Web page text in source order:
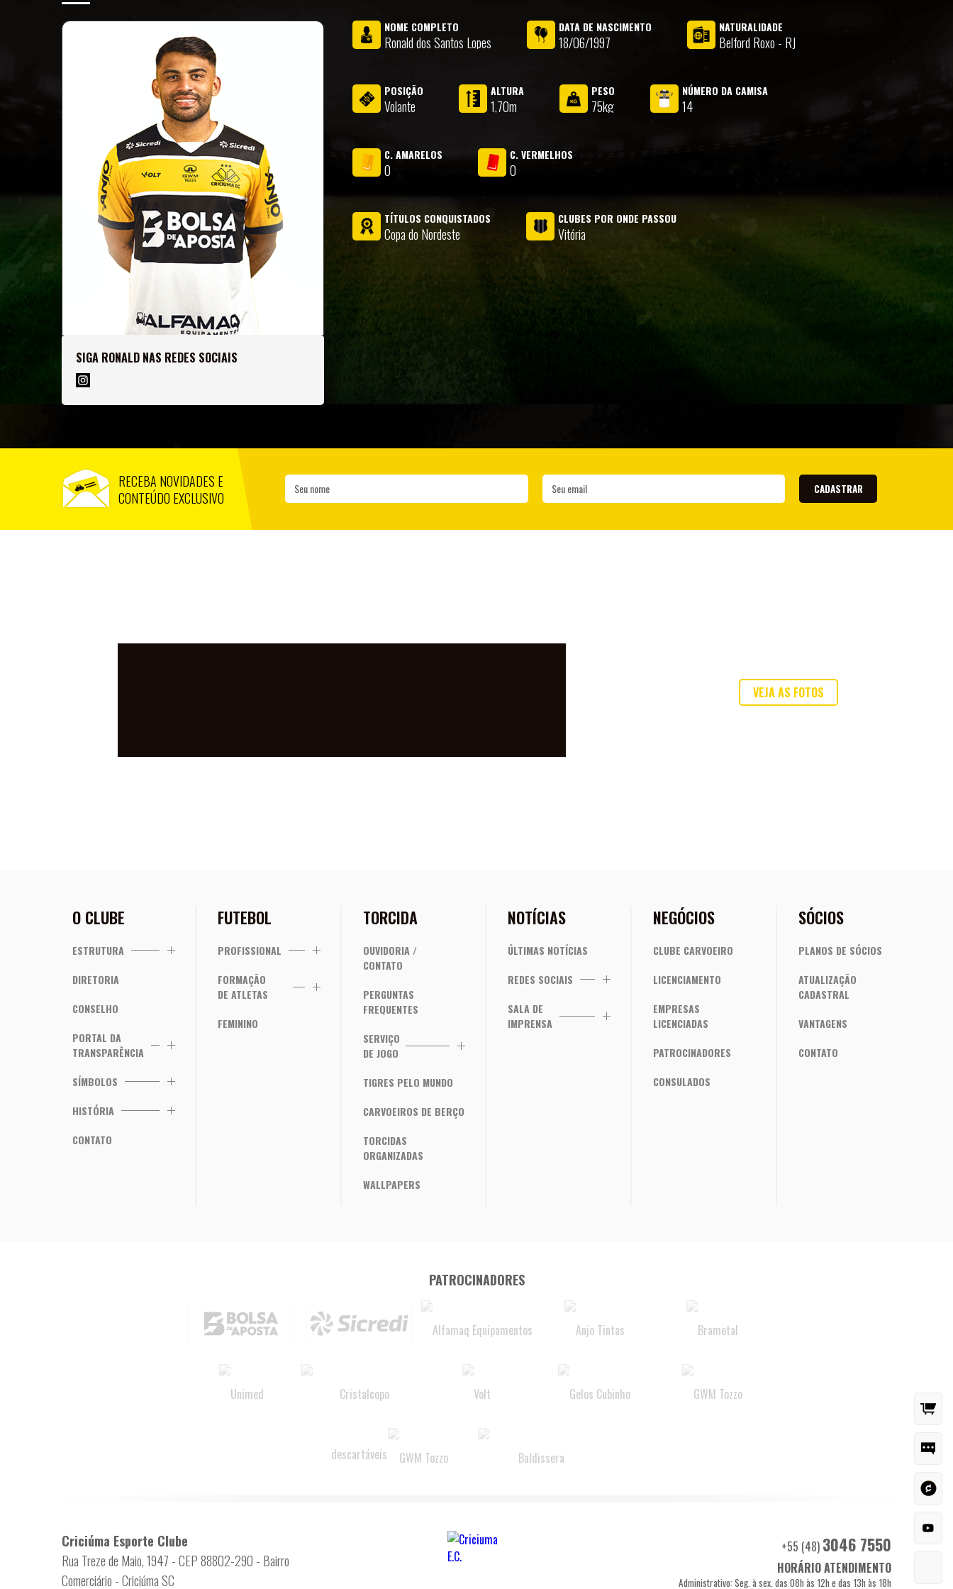
SIGA RONALD NAS REDES SOCIAIS
NOME COMPLETO
Ronald dos Santos Lopes
DATA DE NASCIMENTO
18/06/1997
NATURALIDADE
Belford Roxo - RJ
POSIÇÃO
Volante
ALTURA
1,70m
PESO
75kg
NÚMERO DA CAMISA
14
C. AMARELOS
0
C. VERMELHOS
0
TÍTULOS CONQUISTADOS
Copa do Nordeste
CLUBES POR ONDE PASSOU
Vitória
RECEBA NOVIDADES E
CONTEÚDO EXCLUSIVO
Seu nome Seu email CADASTRAR
VEJA AS FOTOS
O CLUBE
ESTRUTURA
DIRETORIA
CONSELHO
PORTAL DA
TRANSPARÊNCIA
SÍMBOLOS
HISTÓRIA
CONTATO
FUTEBOL
PROFISSIONAL
FORMAÇÃO
DE ATLETAS
FEMININO
TORCIDA
OUVIDORIA /
CONTATO
PERGUNTAS
FREQUENTES
SERVIÇO
DE JOGO
TIGRES PELO MUNDO
CARVOEIROS DE BERÇO
TORCIDAS
ORGANIZADAS
WALLPAPERS
NOTÍCIAS
ÚLTIMAS NOTÍCIAS
REDES SOCIAIS
SALA DE
IMPRENSA
NEGÓCIOS
CLUBE CARVOEIRO
LICENCIAMENTO
EMPRESAS
LICENCIADAS
PATROCINADORES
CONSULADOS
SÓCIOS
PLANOS DE SÓCIOS
ATUALIZAÇÃO
CADASTRAL
VANTAGENS
CONTATO
PATROCINADORES
Criciúma Esporte Clube
Rua Treze de Maio, 1947 - CEP 88802-290 - Bairro
Comerciário - Criciúma SC
+55 (48) 3046 7550
HORÁRIO ATENDIMENTO
Administrativo: Seg. à sex. das 08h às 12h e das 13h às 18h